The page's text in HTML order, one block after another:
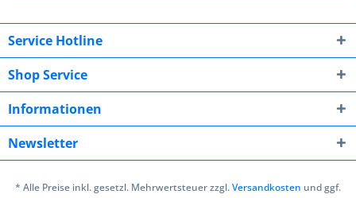
Service Hotline
Shop Service
Informationen
Newsletter
* Alle Preise inkl. gesetzl. Mehrwertsteuer zzgl.Versandkosten und ggf.